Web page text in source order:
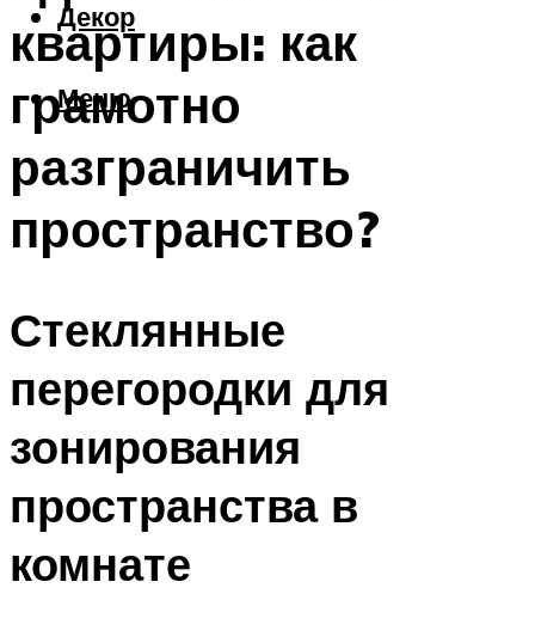
Декор
Меню
квартиры: как
грамотно
разграничить
пространство?
Стеклянные
перегородки для
зонирования
пространства в
комнате